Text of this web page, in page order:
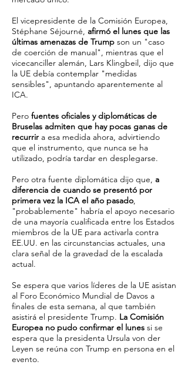
El vicepresidente de la Comisión Europea,
Stéphane Séjourné, afirmó el lunes que las
últimas amenazas de Trump son un "caso
de coerción de manual", mientras que el
vicecanciller alemán, Lars Klingbeil, dijo que
la UE debía contemplar "medidas
sensibles", apuntando aparentemente al
ICA.
Pero fuentes oficiales y diplomáticas de
Bruselas admiten que hay pocas ganas de
recurrir a esa medida ahora, advirtiendo
que el instrumento, que nunca se ha
utilizado, podría tardar en desplegarse.
Pero otra fuente diplomática dijo que, a
diferencia de cuando se presentó por
primera vez la ICA el año pasado,
"probablemente" habría el apoyo necesario
de una mayoría cualificada entre los Estados
miembros de la UE para activarla contra
EE.UU. en las circunstancias actuales, una
clara señal de la gravedad de la escalada
actual.
Se espera que varios líderes de la UE asistan
al Foro Económico Mundial de Davos a
finales de esta semana, al que también
asistirá el presidente Trump. La Comisión
Europea no pudo confirmar el lunes si se
espera que la presidenta Ursula von der
Leyen se reúna con Trump en persona en el
evento.